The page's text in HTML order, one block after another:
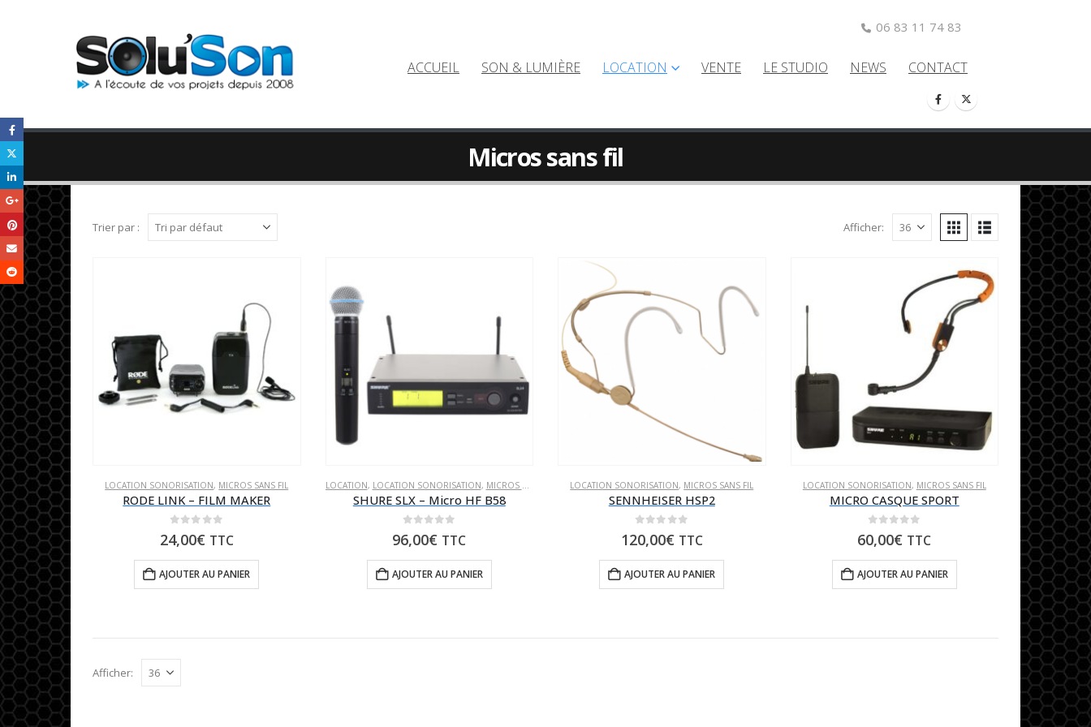
06 83 11 74 83
ACCUEIL SON & LUMIÈRE LOCATION VENTE LE STUDIO NEWS CONTACT
Micros sans fil
Trier par : Afficher:
LOCATION SONORISATION, MICROS SANS FIL
RODE LINK – FILM MAKER
24,00€ TTC
AJOUTER AU PANIER
LOCATION, LOCATION SONORISATION, MICROS SANS FIL
SHURE SLX – Micro HF B58
96,00€ TTC
AJOUTER AU PANIER
LOCATION SONORISATION, MICROS SANS FIL
SENNHEISER HSP2
120,00€ TTC
AJOUTER AU PANIER
LOCATION SONORISATION, MICROS SANS FIL
MICRO CASQUE SPORT
60,00€ TTC
AJOUTER AU PANIER
Afficher: